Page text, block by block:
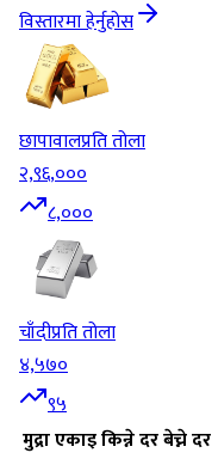
विस्तारमा हेर्नुहोस
छापावालप्रति तोला
२,९६,०००
८,०००
चाँदीप्रति तोला
४,५७०
९५
मुद्राएकाइकिन्ने दरबेच्ने दर